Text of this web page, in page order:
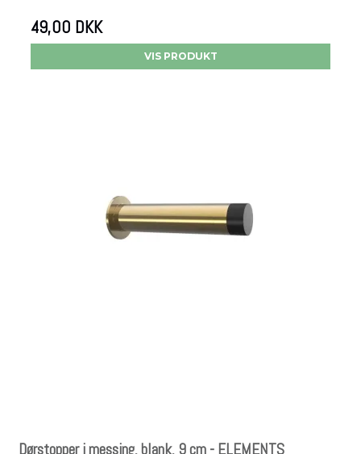
49,00 DKK
VIS PRODUKT
Dørstopper i messing, blank, 9 cm - ELEMENTS